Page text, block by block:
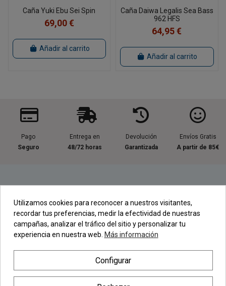
Caña Yuki Ebu Sei Spin
69,00 €
Añadir al carrito
Caña Daiwa Legalis Sea Bass
962 HFS
64,95 €
Añadir al carrito
Pago
Seguro
Entrega en
48/72 horas
Devolución
Garantizada
Envíos Gratis
A partir de 85€
Contacta con nosotros
Regístrate en nuestra Newsletter
Newsletter
Utilizamos cookies para reconocer a nuestros visitantes,
recordar tus preferencias, medir la efectividad de nuestras
campañas, analizar el tráfico del sitio y personalizar tu
experiencia en nuestra web. Más información
Configurar